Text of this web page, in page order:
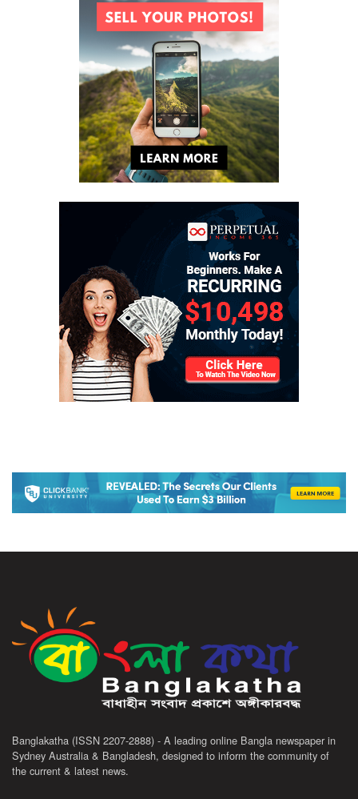
Banglakatha (ISSN 2207-2888) - A leading online Bangla newspaper in
Sydney Australia & Bangladesh, designed to inform the community of
the current & latest news.